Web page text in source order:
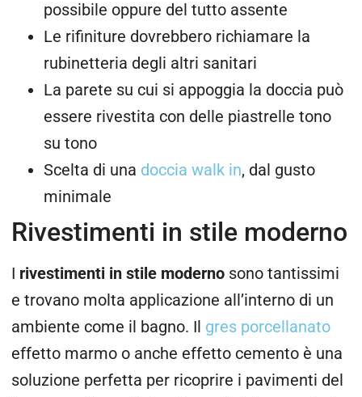
possibile oppure del tutto assente
Le rifiniture dovrebbero richiamare la
rubinetteria degli altri sanitari
La parete su cui si appoggia la doccia può
essere rivestita con delle piastrelle tono
su tono
Scelta di una doccia walk in, dal gusto
minimale
Rivestimenti in stile moderno
I rivestimenti in stile moderno sono tantissimi
e trovano molta applicazione all’interno di un
ambiente come il bagno. Il gres porcellanato
effetto marmo o anche effetto cemento è una
soluzione perfetta per ricoprire i pavimenti del